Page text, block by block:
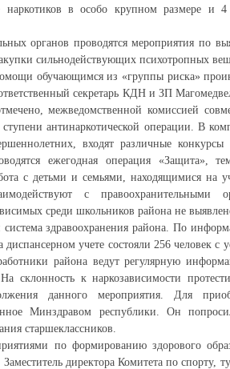
наркотиков в особо крупном размере и
органов проводятся мероприятия по
сильнодействующих психотропных
обучающимся из «группы риска»
секретарь КДН и ЗП
межведомственной комиссией
антинаркотической операции. В
входят различные
ежегодная операция «Защита»,
с детьми и семьями, находящимися на
с правоохранительными
среди школьников района не
здравоохранения района. По
учете состояли 256 человек с
района ведут регулярную
склонность к наркозависимости
данного мероприятия. Для
Минздравом республики. Он
старшеклассников.
по формированию здорового
директора Комитета по спорту,